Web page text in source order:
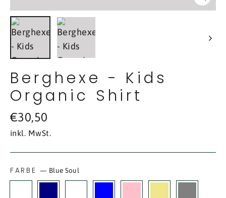
Berghexe - Kids
Organic Shirt
Normaler
Preis
€30,50
inkl. MwSt.
FARBE— Blue Soul